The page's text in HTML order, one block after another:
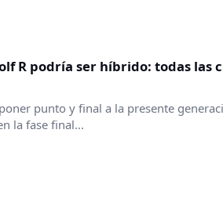
R podría ser híbrido: todas las
punto y final a la presente
la fase final...